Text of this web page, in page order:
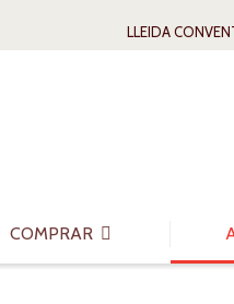
LLEIDA
COMPRAR